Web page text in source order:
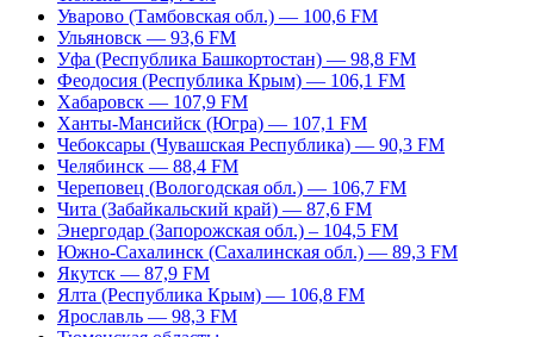
Уварово (Тамбовская обл.) — 100,6 FM
Ульяновск — 93,6 FM
Уфа (Республика Башкортостан) — 98,8 FM
Феодосия (Республика Крым) — 106,1 FM
Хабаровск — 107,9 FM
Ханты-Мансийск (Югра) — 107,1 FM
Чебоксары (Чувашская Республика) — 90,3 FM
Челябинск — 88,4 FM
Череповец (Вологодская обл.) — 106,7 FM
Чита (Забайкальский край) — 87,6 FM
Энергодар (Запорожская обл.) – 104,5 FM
Южно-Сахалинск (Сахалинская обл.) — 89,3 FM
Якутск — 87,9 FM
Ялта (Республика Крым) — 106,8 FM
Ярославль — 98,3 FM